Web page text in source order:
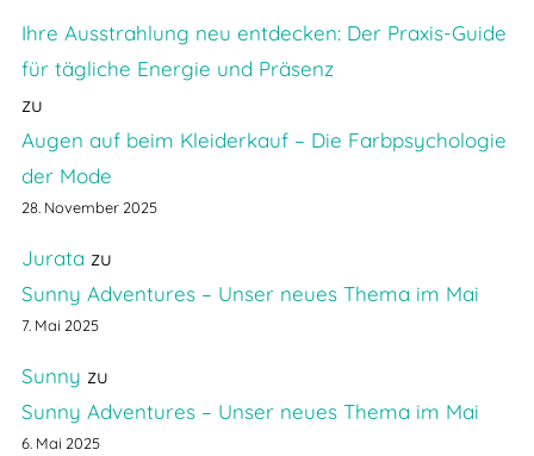
Ihre Ausstrahlung neu entdecken: Der Praxis-Guide
für tägliche Energie und Präsenz
zu
Augen auf beim Kleiderkauf – Die Farbpsychologie
der Mode
28. November 2025
Jurata zu
Sunny Adventures – Unser neues Thema im Mai
7. Mai 2025
Sunny zu
Sunny Adventures – Unser neues Thema im Mai
6. Mai 2025